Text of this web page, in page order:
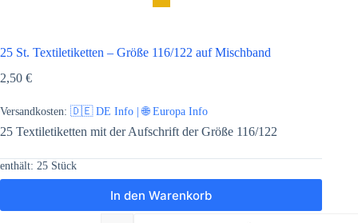
25 St. Textiletiketten – Größe 116/122 auf Mischband
2,50 €
Versandkosten: 🇩🇪 DE Info | 🌐 Europa Info
25 Textiletiketten mit der Aufschrift der Größe 116/122
enthält: 25 Stück
In den Warenkorb